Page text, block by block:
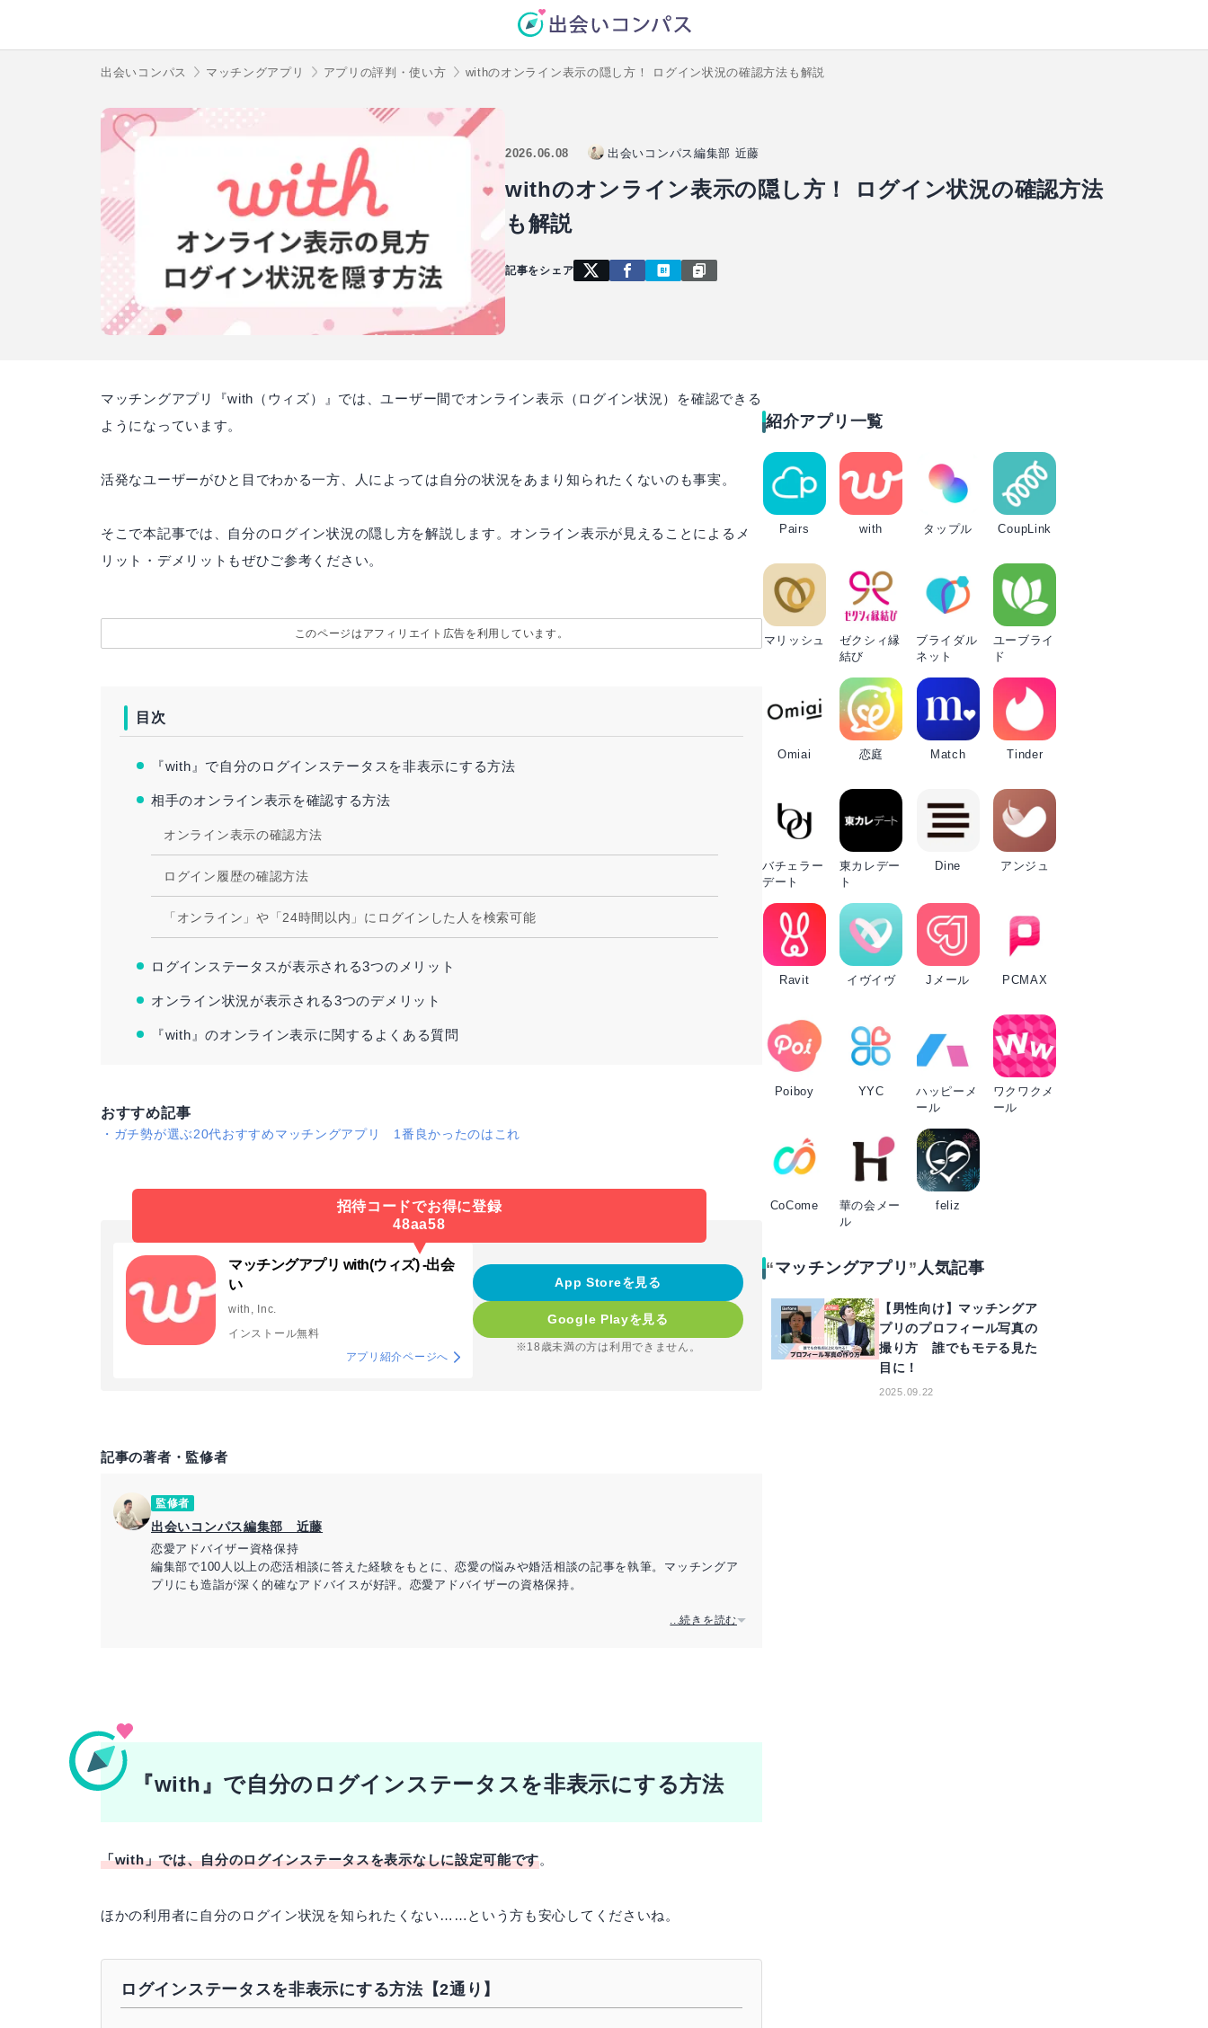
出会いコンパス マッチングアプリ アプリの評判・使い方 withのオンライン表示の隠し方！ ログイン状況の確認方法も解説
withのオンライン表示の隠し方！ ログイン状況の確認方法
も解説
2026.06.08 出会いコンパス編集部 近藤
記事をシェア
マッチングアプリ『with（ウィズ）』では、ユーザー間でオンライン表示（ログイン状況）を確認できる
ようになっています。
活発なユーザーがひと目でわかる一方、人によっては自分の状況をあまり知られたくないのも事実。
そこで本記事では、自分のログイン状況の隠し方を解説します。オンライン表示が見えることによるメ
リット・デメリットもぜひご参考ください。
このページはアフィリエイト広告を利用しています。
目次
『with』で自分のログインステータスを非表示にする方法
相手のオンライン表示を確認する方法
オンライン表示の確認方法
ログイン履歴の確認方法
「オンライン」や「24時間以内」にログインした人を検索可能
ログインステータスが表示される3つのメリット
オンライン状況が表示される3つのデメリット
『with』のオンライン表示に関するよくある質問
おすすめ記事
・ ガチ勢が選ぶ20代おすすめマッチングアプリ 1番良かったのはこれ
招待コードでお得に登録
48aa58
マッチングアプリ with(ウィズ) -出会
い
with, Inc.
インストール無料
アプリ紹介ページへ
App Storeを見る
Google Playを見る
※18歳未満の方は利用できません。
記事の著者・監修者
監修者
出会いコンパス編集部 近藤
恋愛アドバイザー資格保持
編集部で100人以上の恋活相談に答えた経験をもとに、恋愛の悩みや婚活相談の記事を執筆。マッチングア
プリにも造詣が深く的確なアドバイスが好評。恋愛アドバイザーの資格保持。
...続きを読む
『with』で自分のログインステータスを非表示にする方法
「with」では、自分のログインステータスを表示なしに設定可能です。
ほかの利用者に自分のログイン状況を知られたくない……という方も安心してくださいね。
ログインステータスを非表示にする方法【2通り】
紹介アプリ一覧
Pairs with タップル CoupLink
マリッシュ
ゼクシィ縁
結び
ブライダル
ネット
ユーブライ
ド
Omiai 恋庭 Match Tinder
バチェラー
デート
東カレデー
ト
Dine アンジュ
Ravit イヴイヴ Jメール PCMAX
Poiboy YYC
ハッピーメ
ール
ワクワクメ
ール
CoCome
華の会メー
ル
feliz
マッチングアプリ 人気記事
【男性向け】マッチングア
プリのプロフィール写真の
撮り方 誰でもモテる見た
目に！
2025.09.22